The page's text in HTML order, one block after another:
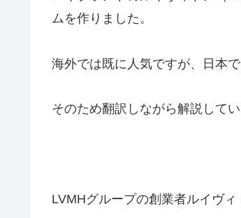
ムを作りました。
海外では既に人気ですが、日本
そのため翻訳しながら解説してい
LVMHグループの創業者ルイヴィ